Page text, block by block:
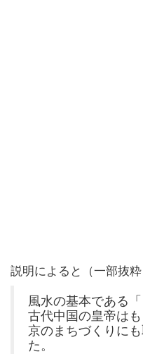
説明によると（一部抜粋
風水の基本である
古代中国の皇帝は
京のまちづくりに
た。